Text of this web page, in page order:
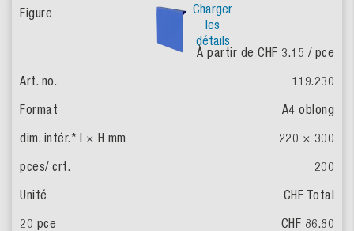
Charger
les
détails
À partir de CHF 3.15 / pce
119.230
A4 oblong
220 × 300
200
CHF Total
CHF 86.80